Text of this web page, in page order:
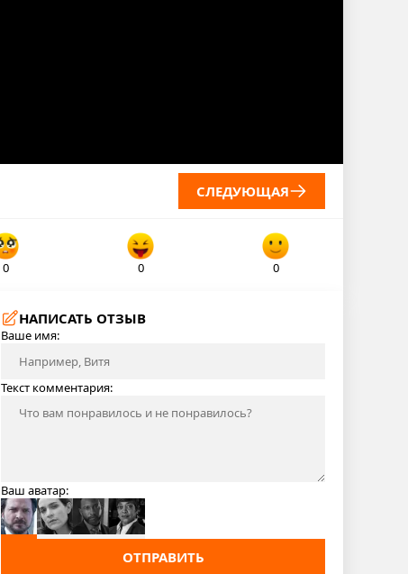
СЛЕДУЮЩАЯ
0 0 0
НАПИСАТЬ ОТЗЫВ
Ваше имя:
Текст комментария:
Ваш аватар:
ОТПРАВИТЬ